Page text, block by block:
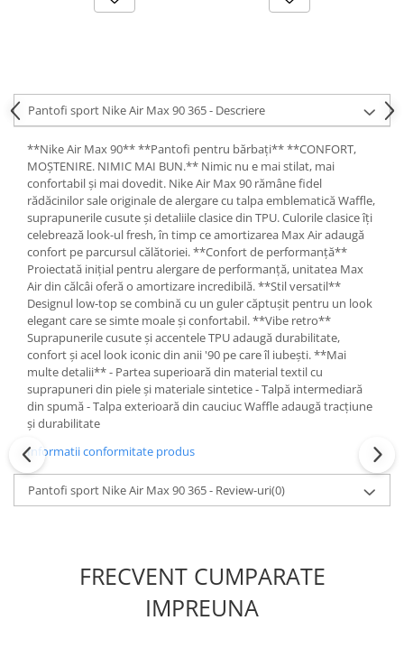
Pantofi sport Nike Air Max 90 365 - Descriere
**Nike Air Max 90** **Pantofi pentru bărbați** **CONFORT,
MOȘTENIRE. NIMIC MAI BUN.** Nimic nu e mai stilat, mai
confortabil și mai dovedit. Nike Air Max 90 rămâne fidel
rădăcinilor sale originale de alergare cu talpa emblematică Waffle,
suprapunerile cusute și detaliile clasice din TPU. Culorile clasice îți
celebrează look-ul fresh, în timp ce amortizarea Max Air adaugă
confort pe parcursul călătoriei. **Confort de performanță**
Proiectată inițial pentru alergare de performanță, unitatea Max
Air din călcâi oferă o amortizare incredibilă. **Stil versatil**
Designul low-top se combină cu un guler căptușit pentru un look
elegant care se simte moale și confortabil. **Vibe retro**
Suprapunerile cusute și accentele TPU adaugă durabilitate,
confort și acel look iconic din anii '90 pe care îl iubești. **Mai
multe detalii** - Partea superioară din material textil cu
suprapuneri din piele și materiale sintetice - Talpă intermediară
din spumă - Talpa exterioară din cauciuc Waffle adaugă tracțiune
și durabilitate
Informatii conformitate produs
Pantofi sport Nike Air Max 90 365 - Review-uri(0)
FRECVENT CUMPARATE
IMPREUNA